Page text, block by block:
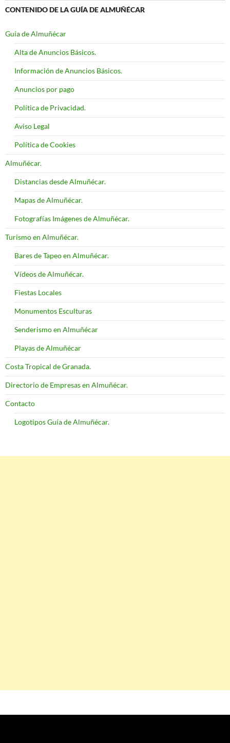
CONTENIDO DE LA GUÍA DE ALMUÑÉCAR
Guía de Almuñécar
Alta de Anuncios Básicos.
Información de Anuncios Básicos.
Anuncios por pago
Política de Privacidad.
Aviso Legal
Política de Cookies
Almuñécar.
Distancias desde Almuñécar.
Mapas de Almuñécar.
Fotografías Imágenes de Almuñécar.
Turismo en Almuñécar.
Bares de Tapeo en Almuñécar.
Vídeos de Almuñécar.
Fiestas Locales
Monumentos Esculturas
Senderismo en Almuñécar
Playas de Almuñécar
Costa Tropical de Granada.
Directorio de Empresas en Almuñécar.
Contacto
Logotipos Guía de Almuñécar.